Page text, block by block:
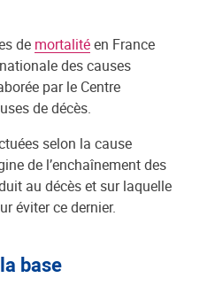
de mortalitéen France
des causes
par le Centre
de décès.
selon la cause
de l’enchaînement des
au décès et sur laquelle
éviter ce dernier.
base